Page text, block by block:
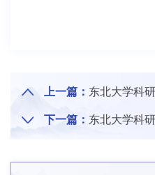
上一篇： 东北大学科
下一篇： 东北大学科